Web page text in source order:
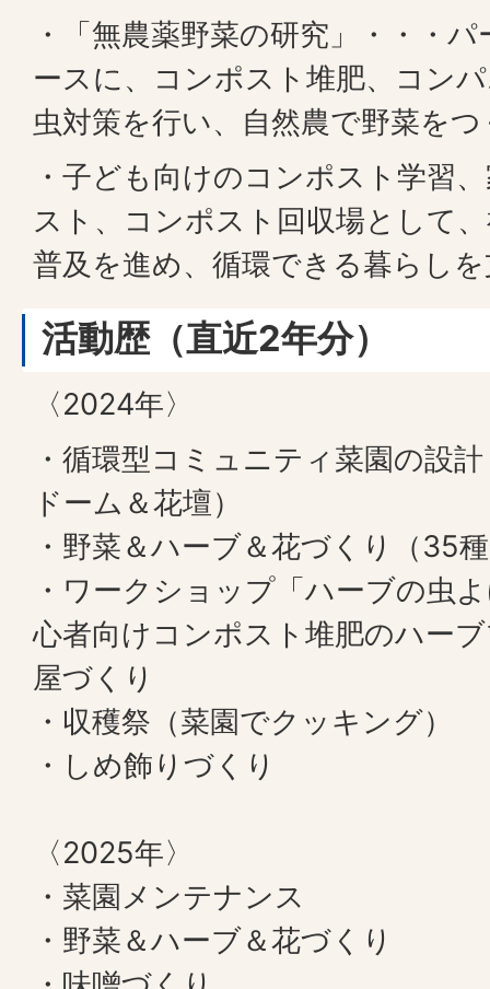
・「無農薬野菜の研究」・・・
ースに、コンポスト堆肥、コン
虫対策を行い、自然農で野菜を
・子ども向けのコンポスト学習
スト、コンポスト回収場として
普及を進め、循環できる暮らし
活動歴（直近2年分）
〈2024年〉
・循環型コミュニティ菜園の設
ドーム＆花壇）
・野菜＆ハーブ＆花づくり（35
・ワークショップ「ハーブの虫
心者向けコンポスト堆肥のハー
屋づくり
・収穫祭（菜園でクッキング）
・しめ飾りづくり
〈2025年〉
・菜園メンテナンス
・野菜＆ハーブ＆花づくり